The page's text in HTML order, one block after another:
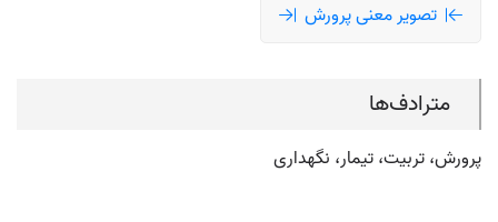
تصویر معنی پرورش
مترادف‌ها
پرورش، تربیت، تیمار، نگهداری